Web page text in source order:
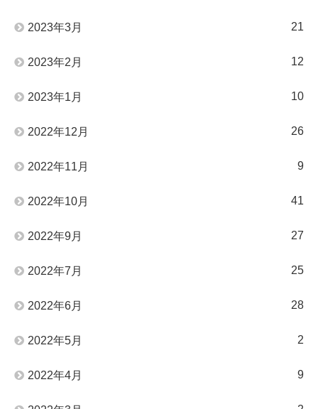
2023年3月 21
2023年2月 12
2023年1月 10
2022年12月 26
2022年11月 9
2022年10月 41
2022年9月 27
2022年7月 25
2022年6月 28
2022年5月 2
2022年4月 9